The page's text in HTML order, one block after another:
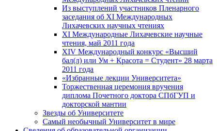
Из выступлений участников Пленарного
заседания об XI Международных
Лихачевских научных чтениях
XI Международные Лихачевские научные
чтения, май 2011 года
XIV Международный конкурс «Высший
бал(л) или Ум + Красота = Студент» 28 марта
2011 года
«Избранные лекции Университета»
Торжественная церемония вручения
диплома Почетного доктора СПбГУП и
докторской мантии
Звезды об Университете
Самый необычный Университет в мире